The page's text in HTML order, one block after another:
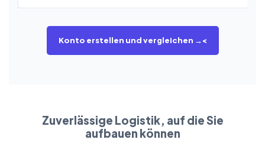
Konto erstellen und vergleichen →<
Zuverlässige Logistik, auf die Sie
aufbauen können